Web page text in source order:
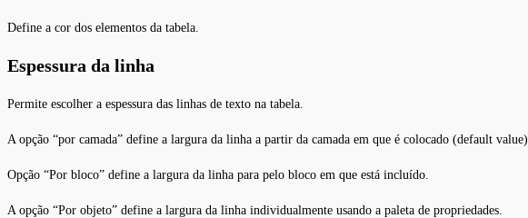
Define a cor dos elementos da tabela.
Espessura da linha
Permite escolher a espessura das linhas de texto na tabela.
A opção “por camada” define a largura da linha a partir da camada em que é colocado (default value).
Opção “Por bloco” define a largura da linha para pelo bloco em que está incluído.
A opção “Por objeto” define a largura da linha individualmente usando a paleta de propriedades.